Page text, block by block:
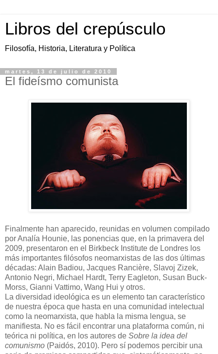
Libros del crepúsculo
Filosofía, Historia, Literatura y Política
martes, 13 de julio de 2010
El fideísmo comunista
Finalmente han aparecido, reunidas en volumen compilado
por Analía Hounie, las ponencias que, en la primavera del
2009, presentaron en el Birkbeck Institute de Londres los
más importantes filósofos neomarxistas de las dos últimas
décadas: Alain Badiou, Jacques Rancière, Slavoj Zizek,
Antonio Negri, Michael Hardt, Terry Eagleton, Susan Buck-
Morss, Gianni Vattimo, Wang Hui y otros.
La diversidad ideológica es un elemento tan característico
de nuestra época que hasta en una comunidad intelectual
como la neomarxista, que habla la misma lengua, se
manifiesta. No es fácil encontrar una plataforma común, ni
teórica ni política, en los autores de Sobre la idea del
comunismo (Paidós, 2010). Pero sí podemos percibir una